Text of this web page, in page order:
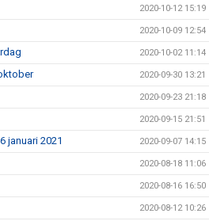
2020-10-12 15:19
2020-10-09 12:54
2020-10-02 11:14
2020-09-30 13:21
2020-09-23 21:18
2020-09-15 21:51
januari 2021 2020-09-07 14:15
2020-08-18 11:06
2020-08-16 16:50
2020-08-12 10:26